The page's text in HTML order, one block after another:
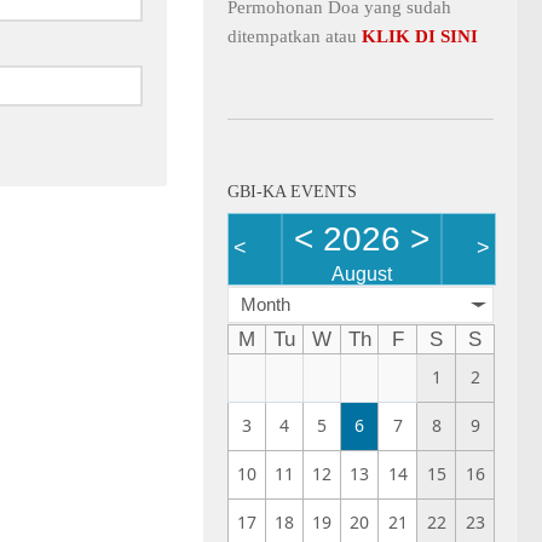
Permohonan Doa yang sudah
ditempatkan atau KLIK DI SINI
GBI-KA EVENTS
< < 2026 >
August
>
Month
M Tu W Th F S
S
1
2
3 4 5 6 7 8 9
10 11 12 13 14 15 16
17 18 19 20 21 22 23